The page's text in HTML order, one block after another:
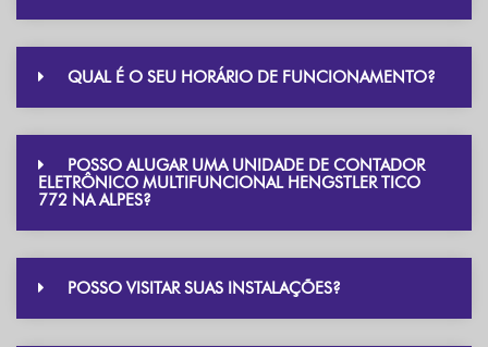
QUAL É O SEU HORÁRIO DE FUNCIONAMENTO?
POSSO ALUGAR UMA UNIDADE DE CONTADOR
ELETRÔNICO MULTIFUNCIONAL HENGSTLER TICO
772 NA ALPES?
POSSO VISITAR SUAS INSTALAÇÕES?